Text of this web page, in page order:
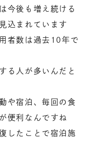
今後も増え続ける
込まれています
者数は過去10年で
る人が多いんだと
や宿泊、毎回の食
便利なんですね
したことで宿泊施